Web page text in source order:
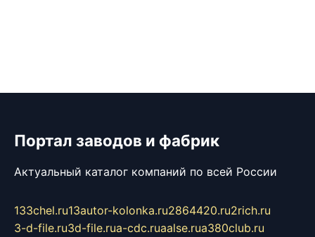
Портал заводов и фабрик
Актуальный каталог компаний по всей России
133chel.ru13autor-kolonka.ru2864420.ru2rich.ru
3-d-file.ru3d-file.rua-cdc.ruaalse.rua380club.ru